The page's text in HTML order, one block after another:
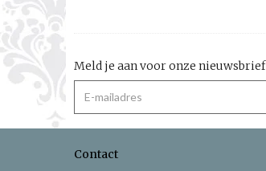
Meld je aan voor onze nieuwsbrief
Contact